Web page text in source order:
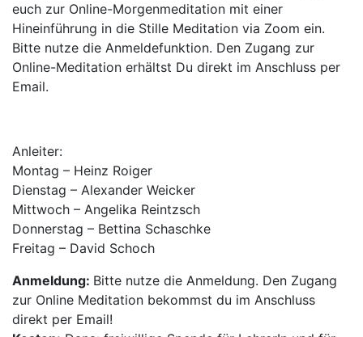
euch zur Online-Morgenmeditation mit einer
Hineinführung in die Stille Meditation via Zoom ein.
Bitte nutze die Anmeldefunktion. Den Zugang zur
Online-Meditation erhältst Du direkt im Anschluss per
Email.
Anleiter:
Montag – Heinz Roiger
Dienstag – Alexander Weicker
Mittwoch – Angelika Reintzsch
Donnerstag – Bettina Schaschke
Freitag – David Schoch
Anmeldung: Bitte nutze die Anmeldung. Den Zugang
zur Online Meditation bekommst du im Anschluss
direkt per Email!